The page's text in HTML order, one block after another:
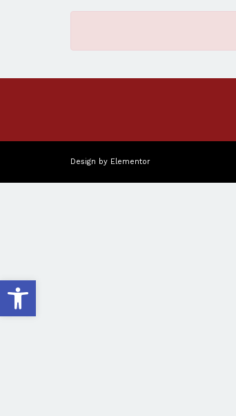
פתח
Design by Elementor